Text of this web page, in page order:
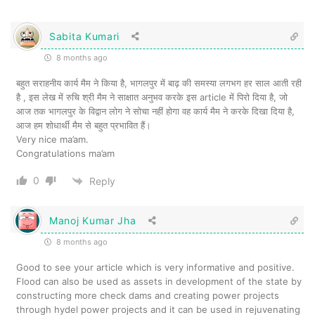
यहाँ लगभग हर साल आने वाली बाढ़ है. इतना ही नहीं
राज्य के आर्थिक पिछड़ेपन की एक मुख्य वजह भी बाढ़
को माना जाता है. यह एक लम्बे समय से चली आ रही
ऐसी समस्या है जो प्राकृतिक और मानव-जनित
आपदा का मिला जुला स्वरूप है. बिहार में बाढ़ आने के
दो तरीके हैं – एक, गंगा नदी में पानी बढ़ने से और
दूसरा कोसी नदी में पानी बढ़ने से. जहाँ गंगा में पानी
प्रभावित होते हैं वहीं कोसी में पानी बढ़ने पर सहरसा,
सुपौल, मधेपुरा और पश्चिमी चंपारण जैसे जिलों में बाढ़
आती है. अधिक वर्षा के साथ साथ बिहार में कोसी नदी
में पानी बढ़ने का दूसरा प्रमुख कारण नेपाल द्वारा पानी
Sabita Kumari
8 months ago
बहुत सराहनीय कार्य मैम ने किया है, भागलपुर में बाढ़ की समस्या लगभग हर साल आती रही
है , इस लेख में रुचि श्री मैम ने साक्षात अनुभव करके इस article में पिरो दिया है, जो
आज तक भागलपुर के विद्वान लोग ने सोचा नहीं होगा वह कार्य मैम ने करके दिखा दिया है,
आज हम शोधार्थी मैम से बहुत प्रभावित हैं।
Very nice ma’am.
Congratulations ma’am
0 Reply
Manoj Kumar Jha
8 months ago
Good to see your article which is very informative and positive.
Flood can also be used as assets in development of the state by
constructing more check dams and creating power projects
through hydel power projects and it can be used in rejuvenating